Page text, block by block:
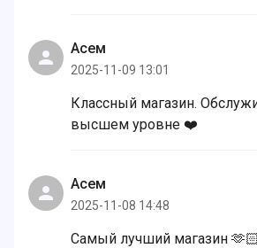
Асем
2025-11-09 13:01
Классный магазин.
высшем уровне ❤️
Асем
2025-11-08 14:48
Самый лучший магазин 🫶🏻